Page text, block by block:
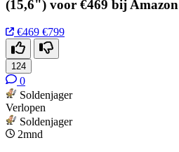
(15,6") voor €469 bij Amazon
€469 €799
124
0
Soldenjager
Verlopen
Soldenjager
2mnd